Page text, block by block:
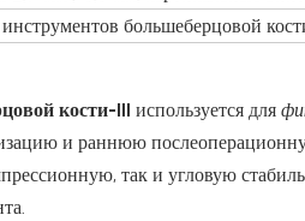
большеберцовой
кости-III используется для
и раннюю
так и угловую